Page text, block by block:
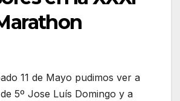
11 de Mayo pudimos ver a
5º Jose Luís Domingo y a